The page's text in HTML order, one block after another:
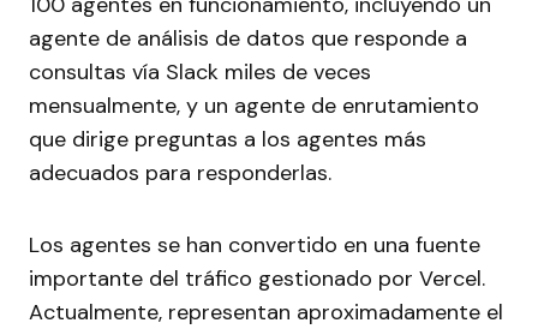
agente de análisis de datos que responde a
consultas vía Slack miles de veces
mensualmente, y un agente de enrutamiento
que dirige preguntas a los agentes más
adecuados para responderlas.
Los agentes se han convertido en una fuente
importante del tráfico gestionado por Vercel.
Actualmente, representan aproximadamente el